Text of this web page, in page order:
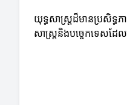
យុទ្ធសាស្រ្តដ៏មានប្រសិទ្
សាស្រ្តនិងបច្ចេកទេសដ